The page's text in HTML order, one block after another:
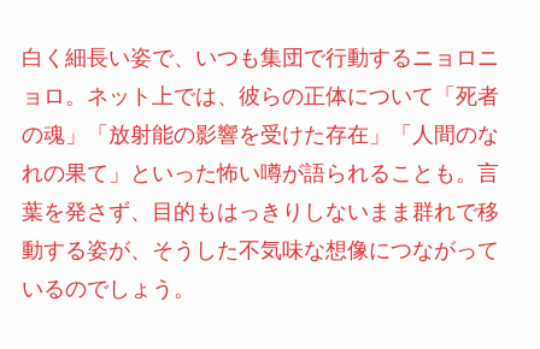
白く細長い姿で、いつも集団で行動するニョロニ
ョロ。ネット上では、彼らの正体について「死者
の魂」「放射能の影響を受けた存在」「人間のな
れの果て」といった怖い噂が語られることも。言
葉を発さず、目的もはっきりしないまま群れで移
動する姿が、そうした不気味な想像につながって
いるのでしょう。